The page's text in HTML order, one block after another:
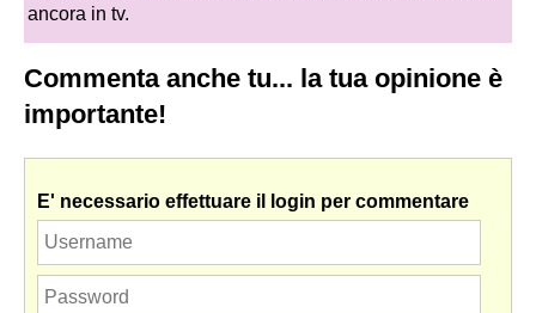
ancora in tv.
Commenta anche tu... la tua opinione è
importante!
E' necessario effettuare il login per commentare